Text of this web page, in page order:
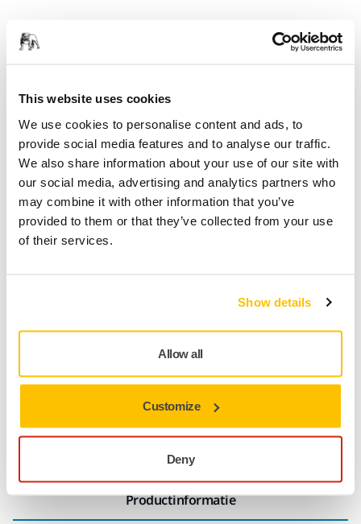
This website uses cookies
We use cookies to personalise content and ads, to
provide social media features and to analyse our traffic.
We also share information about your use of our site with
our social media, advertising and analytics partners who
may combine it with other information that you’ve
provided to them or that they’ve collected from your use
of their services.
Show details
Allow all
Customize
Deny
Mirka code
AC12905080
54,79 €Prijs inclusief BTW
Prijs inclusiefBTW21%
0%
Op voorraad
Select quantity value
Levering in Nederland
Geen verzendkosten bij bestellingen vanaf €49,90
incl. btw
Track & Trace
Productinformatie